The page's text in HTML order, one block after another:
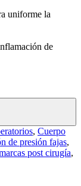
uniforme la
de
, Cuerpo
de presión fajas,
post cirugía,